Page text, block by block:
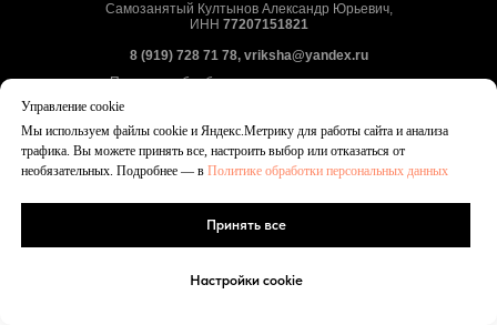
Управление cookie
Мы используем файлы cookie и Яндекс.Метрику для работы сайта и анализа
трафика. Вы можете принять все, настроить выбор или отказаться от
необязательных. Подробнее — в Политике обработки персональных данных
Принять все
Настройки сookie
Самозанятый Култынов Александр Юрьевич,
ИНН 77207151821
8 (919) 728 71 78, vriksha@yandex.ru
Политика обработки персональных данных
Согласие на обработку персональных данных
Согласие на получение рекламных рассылок